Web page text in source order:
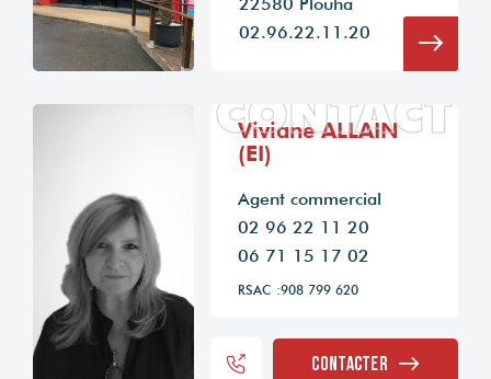
02.96.22.11.20
CONTACT
Viviane ALLAIN
(EI)
Agent commercial
02 96 22 11 20
06 71 15 17 02
RSAC :908 799 620
Contacter